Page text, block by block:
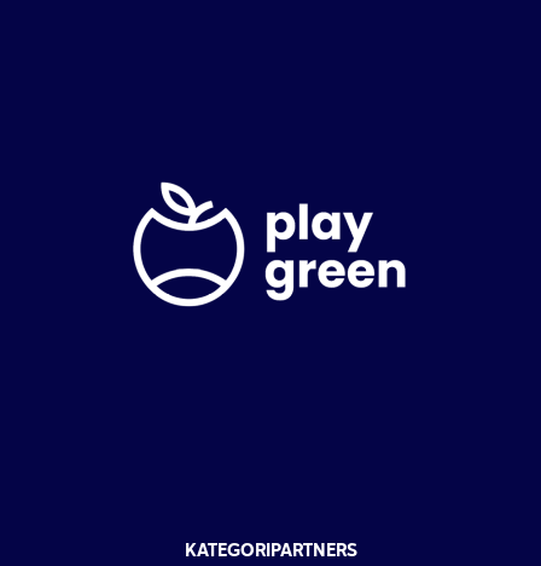
KATEGORIPARTNERS